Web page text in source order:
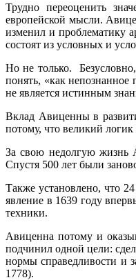
Трудно переоценить
европейской мысли.
изменил и проблематику
состоят из условных и
Но не только.
понять, «как непознанное
не является истинным
Вклад Авиценны в
потому, что великий
За свою недолгую жизнь
Спустя 500 лет были
Также установлено, что
явление в 1639 году
техники.
Авиценна потому и
подчинил одной цели:
нормы справедливости и
1778).